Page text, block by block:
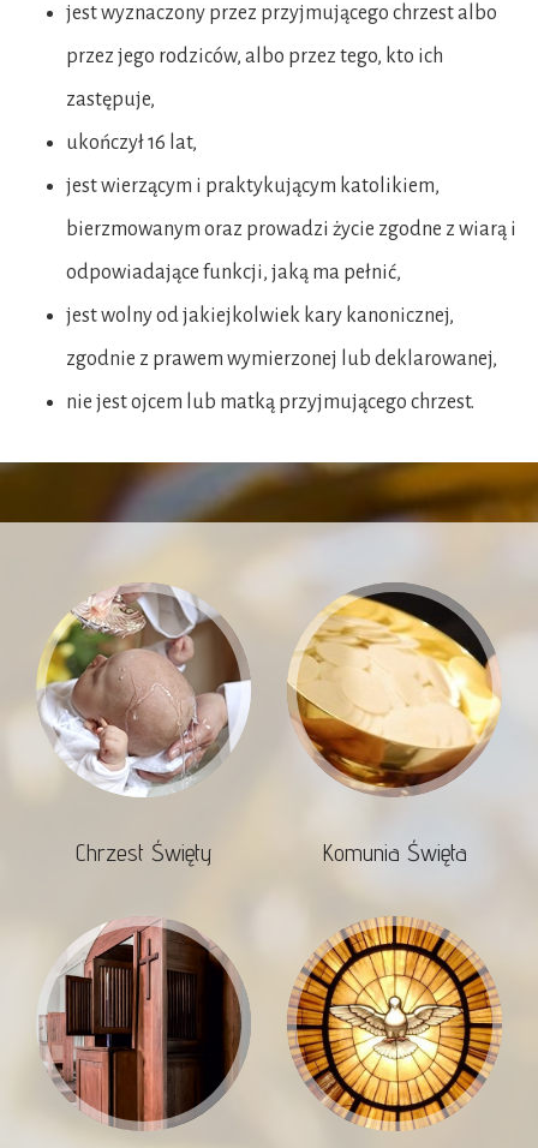
jest wyznaczony przez przyjmującego chrzest albo
przez jego rodziców, albo przez tego, kto ich
zastępuje,
ukończył 16 lat,
jest wierzącym i praktykującym katolikiem,
bierzmowanym oraz prowadzi życie zgodne z wiarą i
odpowiadające funkcji, jaką ma pełnić,
jest wolny od jakiejkolwiek kary kanonicznej,
zgodnie z prawem wymierzonej lub deklarowanej,
nie jest ojcem lub matką przyjmującego chrzest.
Chrzest Święty Komunia Święta